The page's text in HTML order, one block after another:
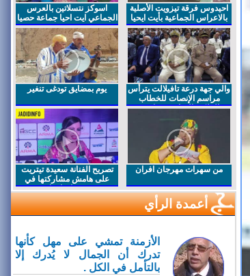
احيدوس فرقة تيزويت الأصلية
بالاعراس الجماعية بأيت ايحيا
اسوكز نتسلاتين بالعرس
الجماعي ايت احيا جماعة حصيا
والي جهة درعة تافيلالت يترأس
مراسم الإنصات للخطاب
الملكي السامي بمناسبة
يوم بمضايق تودغى تنغير
من سهرات مهرجان افران
تصريح الفنانة سعيدة تيتريت
على هامش مشاركتها في
مهرجان افران
أعمدة الرأي
الأزمنة تمشي على مهل كأنها
تدرك أن الجمال لا يُدرك إلا
بالتأمل في الكل .